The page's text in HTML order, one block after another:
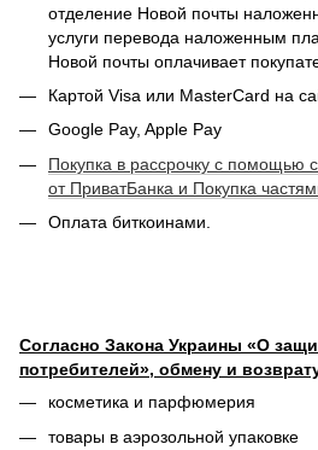
отделение Новой почты
услуги перевода наложенным
Новой почты оплачивает
Картой Visa или MasterCard на
Google Pay, Apple Pay
Покупка в рассрочку с помощью
от ПриватБанка и Покупка
Оплата биткоинами.
Согласно Закона Украины «О
потребителей», обмену и
косметика и парфюмерия
товары в аэрозольной упаковке